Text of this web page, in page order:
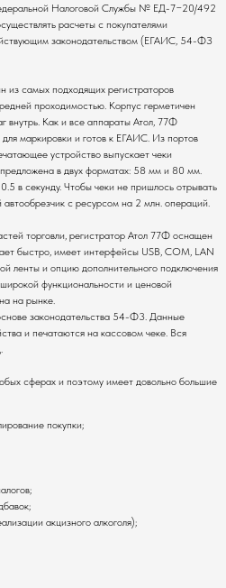
Налоговой Службы № ЕД-7−20/492
расчеты с покупателями
законодательством (ЕГАИС, 54-ФЗ
из самых подходящих регистраторов
проходимостью. Корпус герметичен
внутрь. Как и все аппараты Атол, 77Ф
маркировки и готов к ЕГАИС. Из портов
устройство выпускает чеки
в двух форматах: 58 мм и 80 мм.
в секунду. Чтобы чеки не пришлось отрывать
с ресурсом на 2 млн. операций.
торговли, регистратор Атол 77Ф оснащен
быстро, имеет интерфейсы USB, COM, LAN
ленты и опцию дополнительного подключения
функциональности и ценовой
на рынке.
законодательства 54-Ф3. Данные
и печатаются на кассовом чеке. Вся
сферах и поэтому имеет довольно большие
покупки;
акцизного алкоголя);